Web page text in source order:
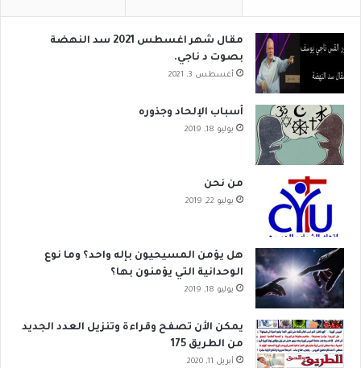
مقال شهر اغسطس 2021 سد النهضة
بصوت د ناجي.
أغسطس 3, 2021
أسباب الإلحاد وجذوره
يوليو 18, 2019
من نحن
يوليو 22, 2019
هل يؤمن المسيحيون بإله واحد؟ وما نوع
الوحدانية التي يؤمنون بها؟
يوليو 18, 2019
يمكن الأن تصفح وقراءة وتنزيل العدد الجديد
من الطريق 175
أبريل 11, 2020